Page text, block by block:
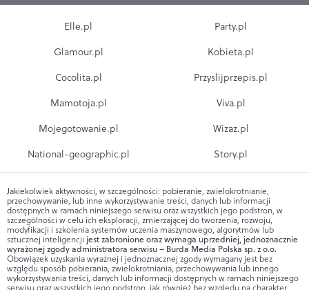
Elle.pl
Glamour.pl
Cocolita.pl
Mamotoja.pl
Mojegotowanie.pl
National-geographic.pl
Party.pl
Kobieta.pl
Przyslijprzepis.pl
Viva.pl
Wizaz.pl
Story.pl
Jakiekolwiek aktywności, w szczególności: pobieranie, zwielokrotnianie,
przechowywanie, lub inne wykorzystywanie treści, danych lub informacji
dostępnych w ramach niniejszego serwisu oraz wszystkich jego podstron, w
szczególności w celu ich eksploracji, zmierzającej do tworzenia, rozwoju,
modyfikacji i szkolenia systemów uczenia maszynowego, algorytmów lub
sztucznej inteligencji jest zabronione oraz wymaga uprzedniej, jednoznacznie
wyrażonej zgody administratora serwisu – Burda Media Polska sp. z o.o.
Obowiązek uzyskania wyraźnej i jednoznacznej zgody wymagany jest bez
względu sposób pobierania, zwielokrotniania, przechowywania lub innego
wykorzystywania treści, danych lub informacji dostępnych w ramach niniejszego
serwisu oraz wszystkich jego podstron, jak również bez względu na charakter